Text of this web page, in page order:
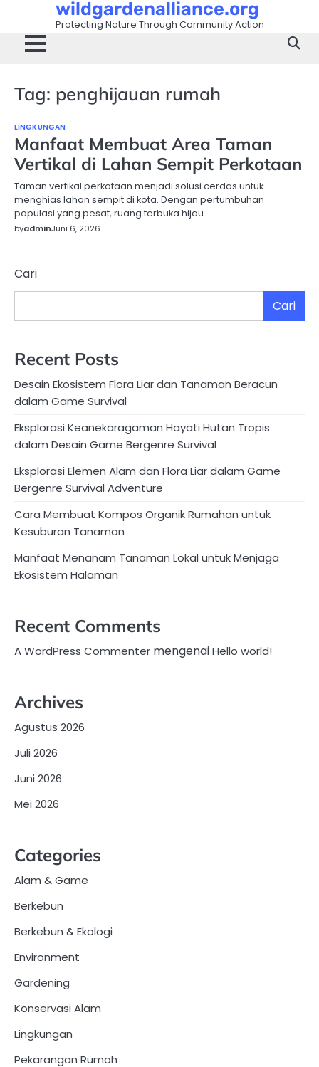
content
wildgardenalliance.org
Protecting Nature Through Community Action
Tag: penghijauan rumah
LINGKUNGAN
Manfaat Membuat Area Taman
Vertikal di Lahan Sempit Perkotaan
Taman vertikal perkotaan menjadi solusi cerdas untuk
menghias lahan sempit di kota. Dengan pertumbuhan
populasi yang pesat, ruang terbuka hijau…
byadminJuni 6, 2026
Cari
Cari
Recent Posts
Desain Ekosistem Flora Liar dan Tanaman Beracun
dalam Game Survival
Eksplorasi Keanekaragaman Hayati Hutan Tropis
dalam Desain Game Bergenre Survival
Eksplorasi Elemen Alam dan Flora Liar dalam Game
Bergenre Survival Adventure
Cara Membuat Kompos Organik Rumahan untuk
Kesuburan Tanaman
Manfaat Menanam Tanaman Lokal untuk Menjaga
Ekosistem Halaman
Recent Comments
A WordPress Commenter mengenaiHello world!
Archives
Agustus 2026
Juli 2026
Juni 2026
Mei 2026
Categories
Alam & Game
Berkebun
Berkebun & Ekologi
Environment
Gardening
Konservasi Alam
Lingkungan
Pekarangan Rumah